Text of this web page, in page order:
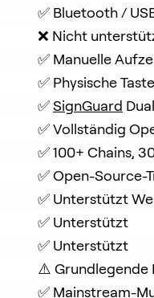
✅ Bluetooth /
❌ Nicht
✅ Manuelle
✅ Physische
✅ SignGuard
✅ Vollständig
✅ 100+ Chains,
✅ Open-Source-
✅ Unterstützt
✅ Unterstützt
✅ Unterstützt
⚠️ Grundlegende
✅ Mainstream-